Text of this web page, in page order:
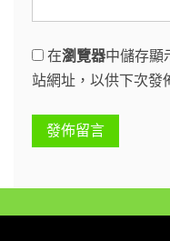
在瀏覽器中儲存顯
站網址，以供下次發